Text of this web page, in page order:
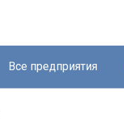
Все предприятия